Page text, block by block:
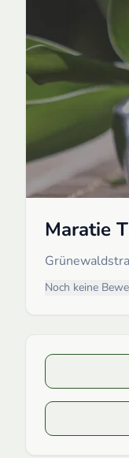
Maratie
Noch keine